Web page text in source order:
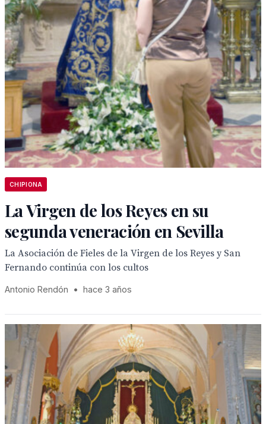
CHIPIONA
La Virgen de los Reyes en su
segunda veneración en Sevilla
La Asociación de Fieles de la Virgen de los Reyes y San
Fernando continúa con los cultos
Antonio Rendón • hace 3 años